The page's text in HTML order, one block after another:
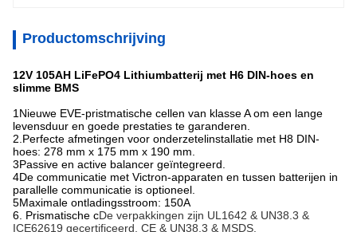
Productomschrijving
12V 105AH LiFePO4 Lithiumbatterij met H6 DIN-hoes en
slimme BMS
1Nieuwe EVE-pristmatische cellen van klasse A om een lange
levensduur en goede prestaties te garanderen.
2.Perfecte afmetingen voor onderzetelinstallatie met H8 DIN-
hoes: 278 mm x 175 mm x 190 mm.
3Passive en active balancer geïntegreerd.
4De communicatie met Victron-apparaten en tussen batterijen in
parallelle communicatie is optioneel.
5Maximale ontladingsstroom: 150A
6. Prismatische cDe verpakkingen zijn UL1642 & UN38.3 &
ICE62619 gecertificeerd, CE & UN38.3 & MSDS.